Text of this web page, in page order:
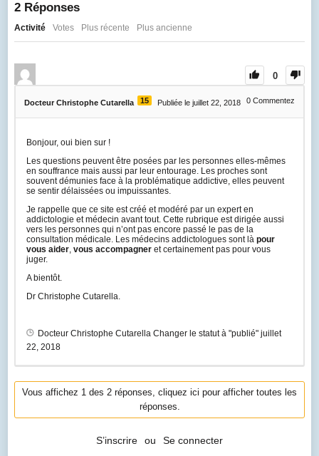
2Réponses
Activité Votes Plus récente Plus ancienne
0
Docteur Christophe Cutarella 15 Publiée le juillet 22, 2018 0 Commentez
Bonjour, oui bien sur !
Les questions peuvent être posées par les personnes elles-mêmes
en souffrance mais aussi par leur entourage. Les proches sont
souvent démunies face à la problématique addictive, elles peuvent
se sentir délaissées ou impuissantes.
Je rappelle que ce site est créé et modéré par un expert en
addictologie et médecin avant tout. Cette rubrique est dirigée aussi
vers les personnes qui n’ont pas encore passé le pas de la
consultation médicale. Les médecins addictologues sont là pour
vous aider, vous accompagneret certainement pas pour vous
juger.
A bientôt.
Dr Christophe Cutarella.
Docteur Christophe CutarellaChanger le statut à "publié" juillet
22, 2018
Vous affichez 1 des 2 réponses, cliquez ici pour afficher toutes les
réponses.
S’inscrire ou Se connecter